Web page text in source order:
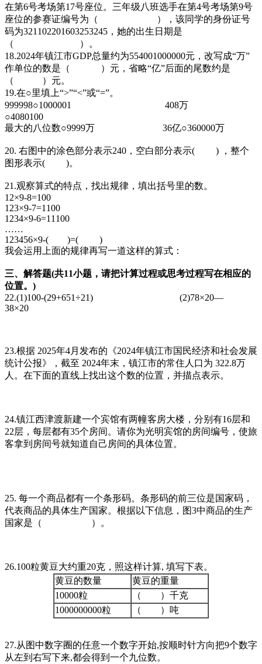
在第6号考场第17号座位。三年级八班选手在第4号考场第9号
座位的参赛证编号为（ ），该同学的身份证号
码为321102201603253245，她的出生日期是
（ ）。
18.2024年镇江市GDP总量约为554001000000元，改写成“万”
作单位的数是（ ）元，省略“亿”后面的尾数约是
（ ）元。
19.在○里填上“>”“<”或“=”。
999998○1000001 408万
○4080100
最大的八位数○9999万 36亿○360000万
20. 右图中的涂色部分表示240，空白部分表示( ) ，整个
图形表示( )。
21.观察算式的特点，找出规律，填出括号里的数。
12×9-8=100
123×9-7=1100
1234×9-6=11100
……
123456×9-( )=( )
我会运用上面的规律再写一道这样的算式：
三、解答题(共11小题，请把计算过程或思考过程写在相应的
位置。)
22.(1)100-(29+651÷21) (2)78×20—
38×20
23.根据 2025年4月发布的《2024年镇江市国民经济和社会发展
统计公报》，截至 2024年末，镇江市的常住人口为 322.8万
人。在下面的直线上找出这个数的位置，并描点表示。
24.镇江西津渡新建一个宾馆有两幢客房大楼，分别有16层和
22层，每层都有35个房间。请你为光明宾馆的房间编号，使旅
客拿到房间号就知道自己房间的具体位置。
25. 每一个商品都有一个条形码。条形码的前三位是国家码，
代表商品的具体生产国家。根据以下信息，图3中商品的生产
国家是（ ）。
26.100粒黄豆大约重20克，照这样计算, 填写下表。
黄豆的数量
黄豆的重量
10000粒
（ ）千克
1000000000粒
（ ）吨
27.从图中数字圈的任意一个数字开始,按顺时针方向把9个数字
从左到右写下来,都会得到一个九位数。